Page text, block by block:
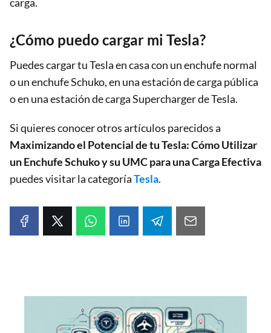
¿Cómo puedo cargar mi Tesla?
Puedes cargar tu Tesla en casa con un enchufe normal
o un enchufe Schuko, en una estación de carga pública
o en una estación de carga Supercharger de Tesla.
Si quieres conocer otros artículos parecidos a
Maximizando el Potencial de tu Tesla: Cómo Utilizar
un Enchufe Schuko y su UMC para una Carga Efectiva
puedes visitar la categoríaTesla.